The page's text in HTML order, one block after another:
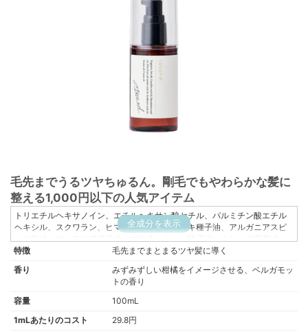
毛先までうるツヤちゅるん。剛毛でもやわらかな髪に
整える1,000円以下の人気アイテム
全成分を表示
トリエチルヘキサノイン、エチルヘキサン酸セチル、パルミチン酸エチル
ヘキシル、スクワラン、ヒマワリ種子油、ツバキ種子油、アルガニアスピ
イソステアロイル加水分解ケラチン(羊毛)、イソステアロイル加水分解コラ
リン酸、サイペラスエスクレンタス根油、テトラヘキシルデカン酸アスコ
ルビル、メドウフォーム-δ-ラクトン、セバシン酸ジエチル、イソノナン酸
イソノニル、香料、γ-ドコサラクトン
特徴
毛先までまとまるツヤ髪に導く
香り
みずみずしい柑橘をイメージさせる、ベルガモッ
トの香り
容量
100mL
1mLあたりのコスト
29.8円